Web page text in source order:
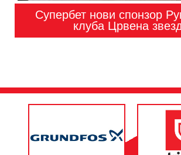
Супербет нови спонзор
клуба Црвена